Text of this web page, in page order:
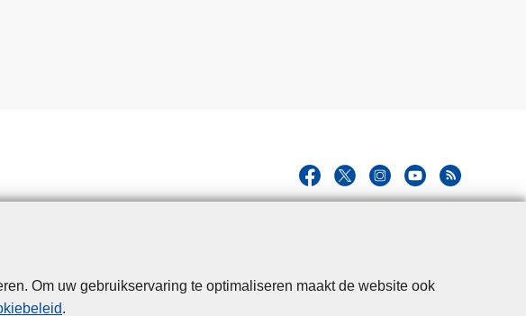
Om uw gebruikservaring te optimaliseren maakt de website ook
.
Toegankelijkheid